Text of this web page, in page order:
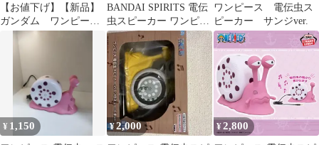
【お値下げ】【新品】
ガンダム ワンピー
ス スピーカー キン
肉マン スマホスタン
BANDAI SPIRITS 電伝
虫スピーカー ワンピー
ス ロビンver.
ワンピース 電伝虫ス
ピーカー サンジver.
¥ 1,150 ¥2,000 ¥2,800